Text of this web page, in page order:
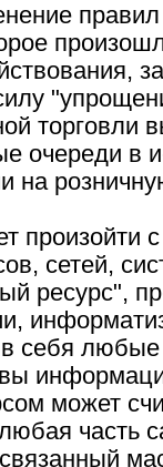
очереди в
на
произойти
сетей,
ресурс",
себя любые
может
часть